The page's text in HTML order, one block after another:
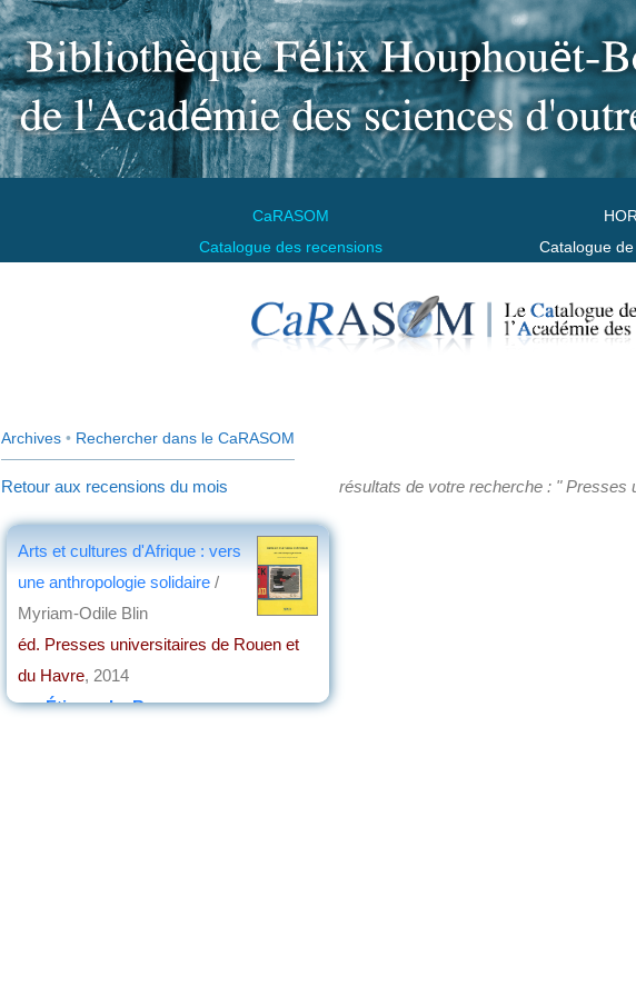
CaRASOM
Catalogue des recensions
Catalogue
Archives • Rechercher dans le CaRASOM
Retour aux recensions du mois résultats de votre recherche : " Presses
Arts et cultures d'Afrique : vers
une anthropologie solidaire /
Myriam-Odile Blin
éd. Presses universitaires de Rouen et
du Havre, 2014
parÉtienne Le Roy